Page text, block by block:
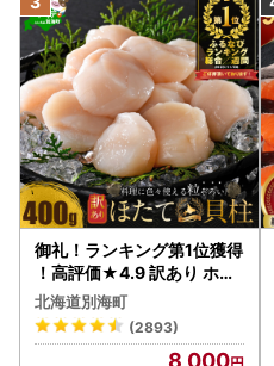
御礼！ランキング第1位獲得
！高評価★4.9 訳あり ホタ
テ 400g（ほたて 帆立 貝柱
冷凍 ）
北海道別海町
(2893)